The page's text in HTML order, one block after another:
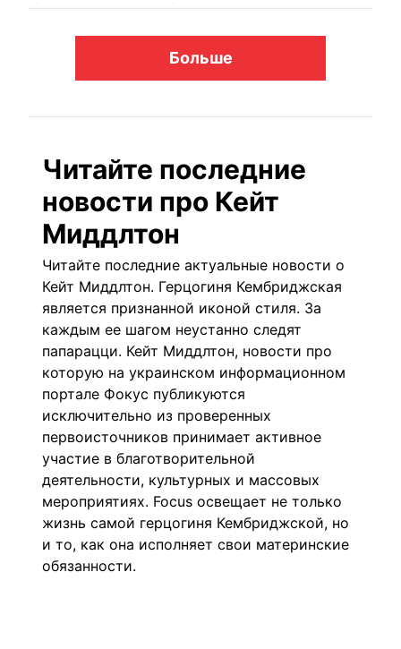
Больше
Читайте последние
новости про Кейт
Миддлтон
Читайте последние актуальные новости о
Кейт Миддлтон. Герцогиня Кембриджская
является признанной иконой стиля. За
каждым ее шагом неустанно следят
папарацци. Кейт Миддлтон, новости про
которую на украинском информационном
портале Фокус публикуются
исключительно из проверенных
первоисточников принимает активное
участие в благотворительной
деятельности, культурных и массовых
мероприятиях. Focus освещает не только
жизнь самой герцогиня Кембриджской, но
и то, как она исполняет свои материнские
обязанности.